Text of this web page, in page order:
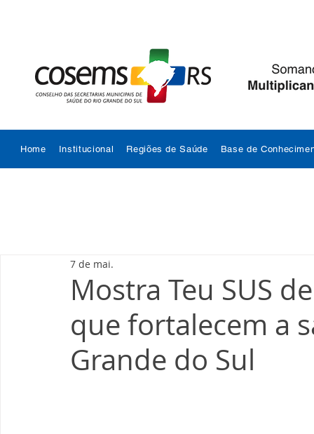
Home Institucional Regiões de Saúde Base de
Mostra Teu SUS
que fortalecem a
Grande do Sul
7 de mai.